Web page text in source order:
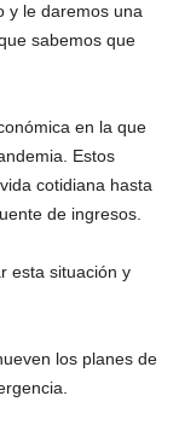
y le daremos una
sabemos que
en la que
Estos
cotidiana hasta
de ingresos.
esta situación y
los planes de